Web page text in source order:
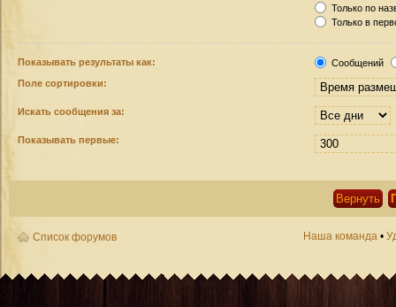
Только по
Только в
Показывать результаты как:
Сообщений
Поле сортировки:
Искать сообщения за:
Показывать первые:
Список форумов Наша команда •